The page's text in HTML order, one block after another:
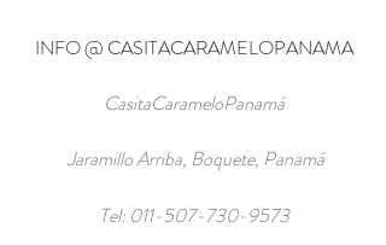
INFO @ CASITACARAMELOPANAMA
CasitaCarameloPanamá
Jaramillo Arriba, Boquete, Panamá
Tel: 011-507-730-9573